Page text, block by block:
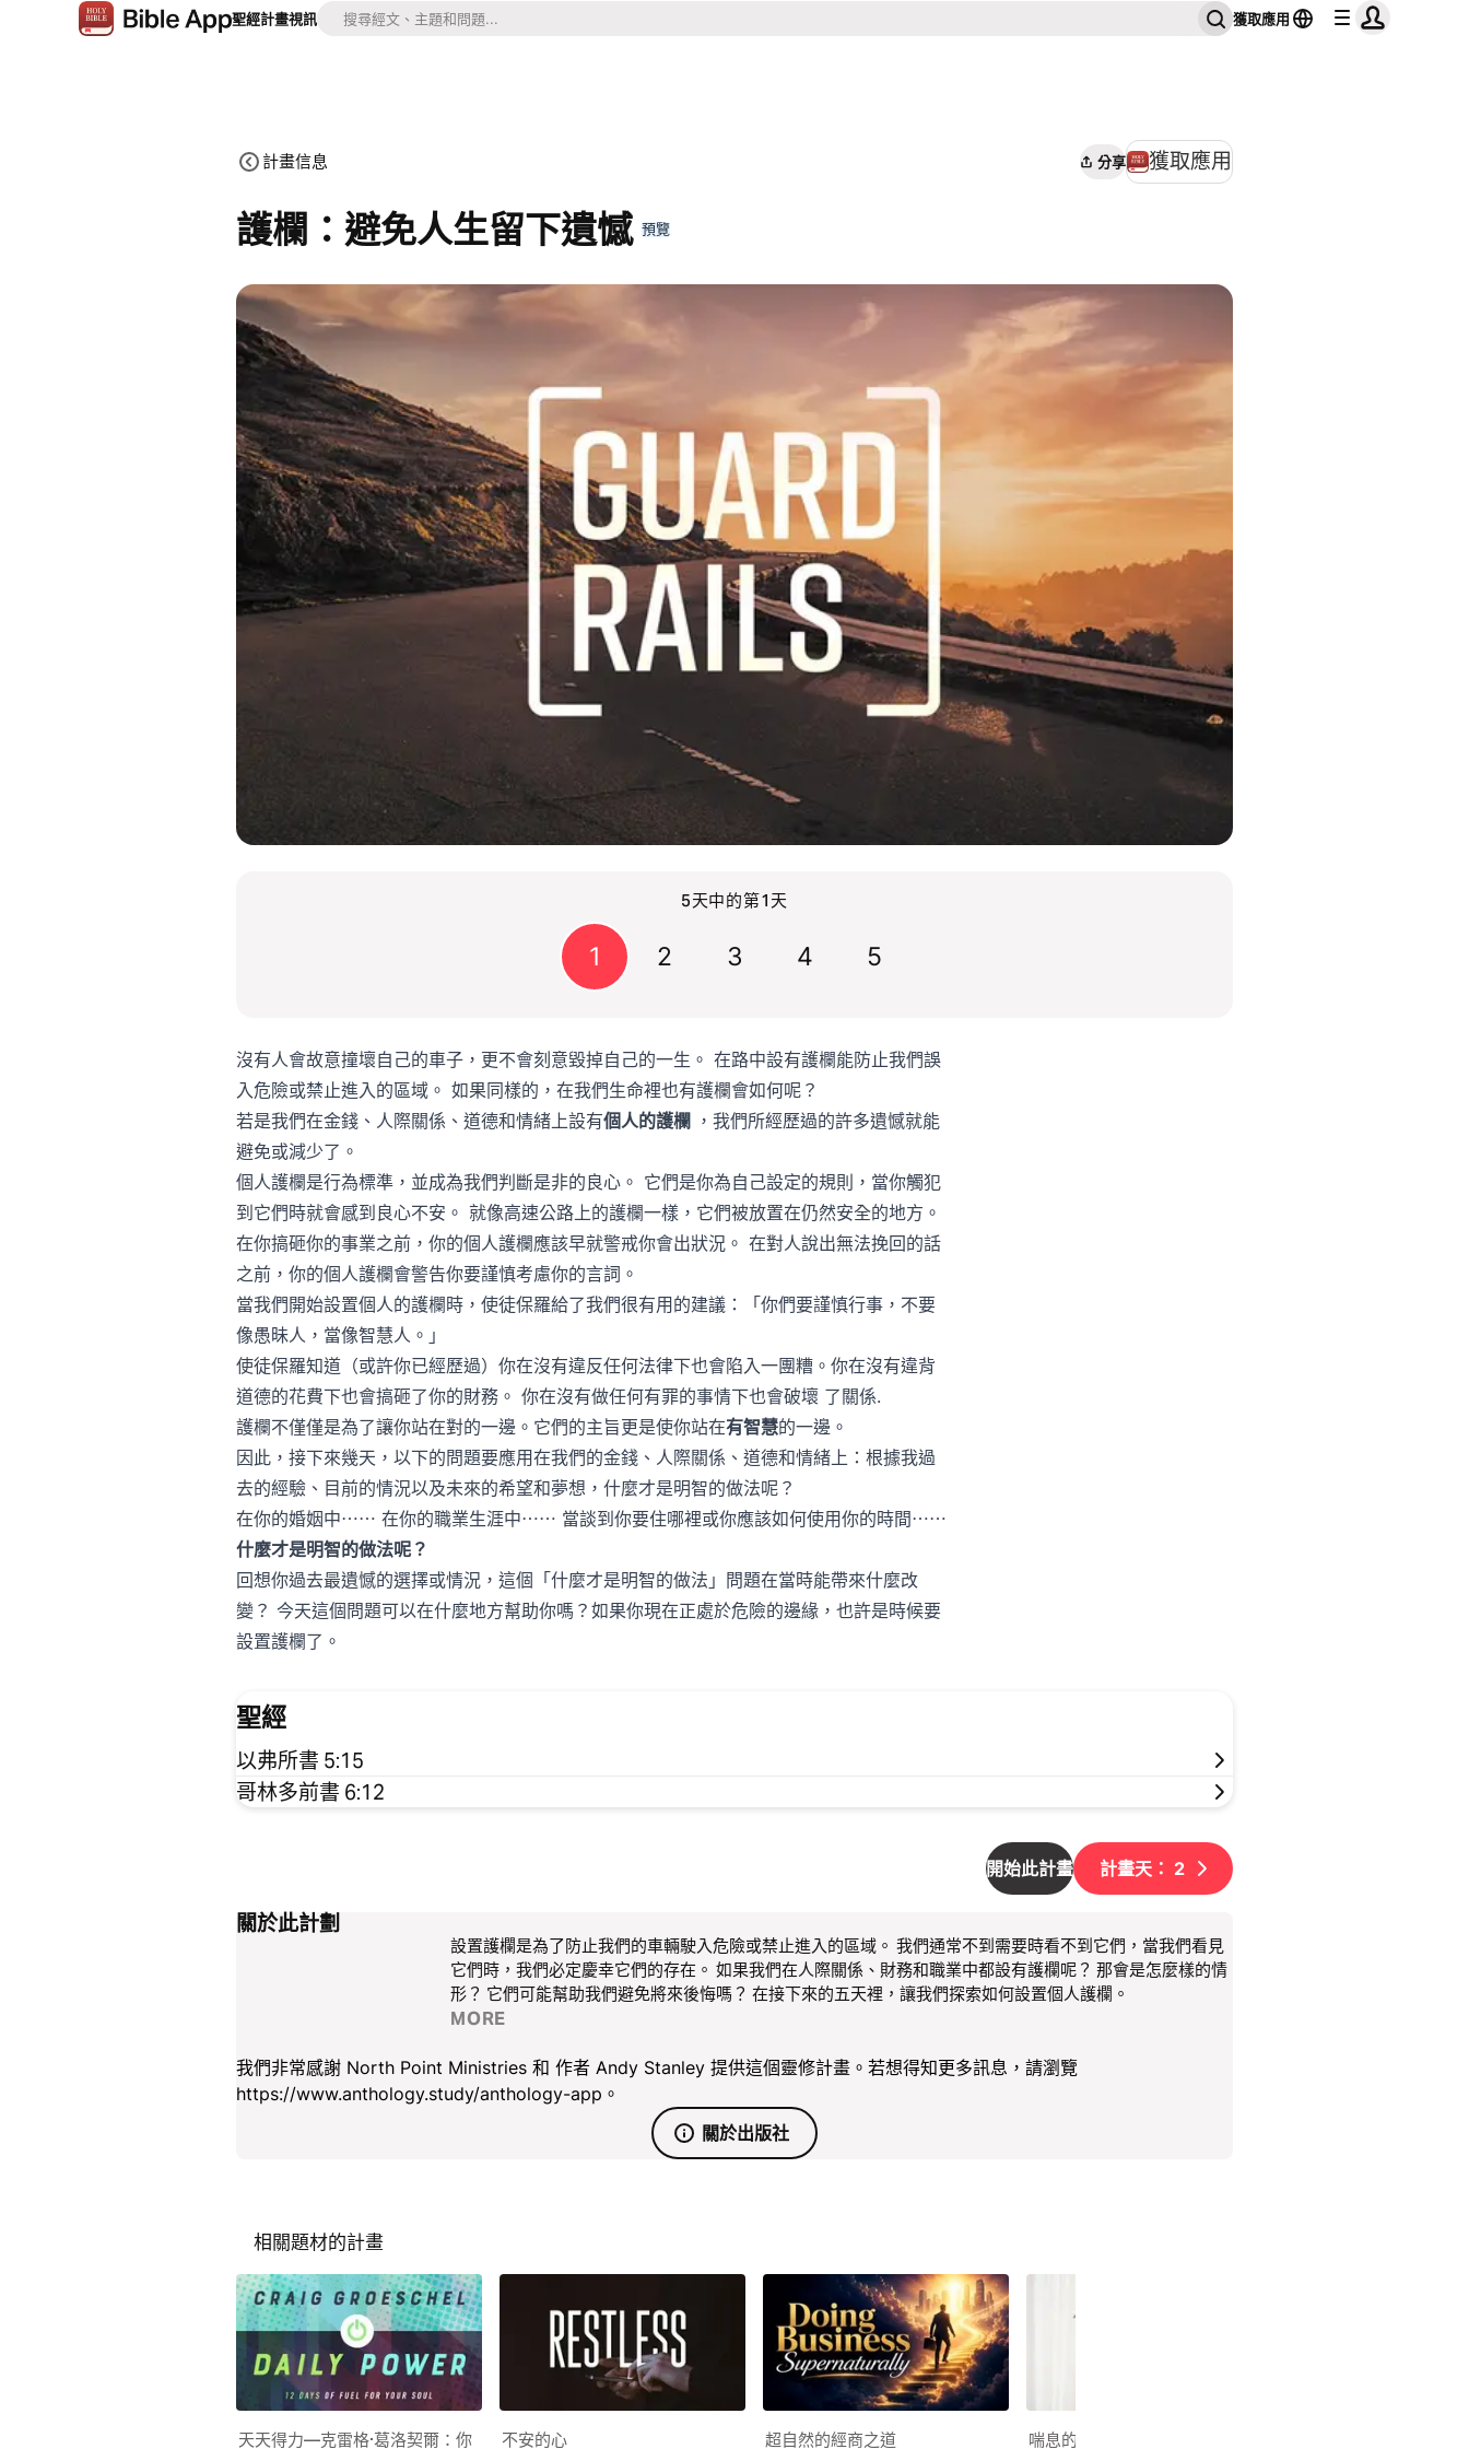
聖經計畫視訊 獲取應用
計畫信息 分享 獲取應用
護欄：避免人生留下遺憾 預覽
5天中的第1天
1 2 3 4 5
沒有人會故意撞壞自己的車子，更不會刻意毀掉自己的一生。 在路中設有護欄能防止我們誤
入危險或禁止進入的區域。 如果同樣的，在我們生命裡也有護欄會如何呢？
若是我們在金錢、人際關係、道德和情緒上設有個人的護欄 ，我們所經歷過的許多遺憾就能
避免或減少了。
個人護欄是行為標準，並成為我們判斷是非的良心。 它們是你為自己設定的規則，當你觸犯
到它們時就會感到良心不安。 就像高速公路上的護欄一樣，它們被放置在仍然安全的地方。
在你搞砸你的事業之前，你的個人護欄應該早就警戒你會出狀況。 在對人說出無法挽回的話
之前，你的個人護欄會警告你要謹慎考慮你的言詞。
當我們開始設置個人的護欄時，使徒保羅給了我們很有用的建議：「你們要謹慎行事，不要
像愚昧人，當像智慧人。」
使徒保羅知道（或許你已經歷過）你在沒有違反任何法律下也會陷入一團糟。你在沒有違背
道德的花費下也會搞砸了你的財務。 你在沒有做任何有罪的事情下也會破壞 了關係.
護欄不僅僅是為了讓你站在對的一邊。它們的主旨更是使你站在有智慧的一邊。
因此，接下來幾天，以下的問題要應用在我們的金錢、人際關係、道德和情緒上：根據我過
去的經驗、目前的情況以及未來的希望和夢想，什麼才是明智的做法呢？
在你的婚姻中⋯⋯ 在你的職業生涯中⋯⋯ 當談到你要住哪裡或你應該如何使用你的時間⋯⋯
什麼才是明智的做法呢？
回想你過去最遺憾的選擇或情況，這個「什麼才是明智的做法」問題在當時能帶來什麼改
變？ 今天這個問題可以在什麼地方幫助你嗎？如果你現在正處於危險的邊緣，也許是時候要
設置護欄了。
聖經
以弗所書 5:15
哥林多前書 6:12
開始此計畫 計畫天： 2
關於此計劃
設置護欄是為了防止我們的車輛駛入危險或禁止進入的區域。 我們通常不到需要時看不到它們，當我們看見
它們時，我們必定慶幸它們的存在。 如果我們在人際關係、財務和職業中都設有護欄呢？ 那會是怎麼樣的情
形？ 它們可能幫助我們避免將來後悔嗎？ 在接下來的五天裡，讓我們探索如何設置個人護欄。
MORE
我們非常感謝 North Point Ministries 和 作者 Andy Stanley 提供這個靈修計畫。若想得知更多訊息，請瀏覽
https://www.anthology.study/anthology-app。
關於出版社
相關題材的計畫
天天得力—克雷格·葛洛契爾：你 不安的心 超自然的經商之道 喘息的空間